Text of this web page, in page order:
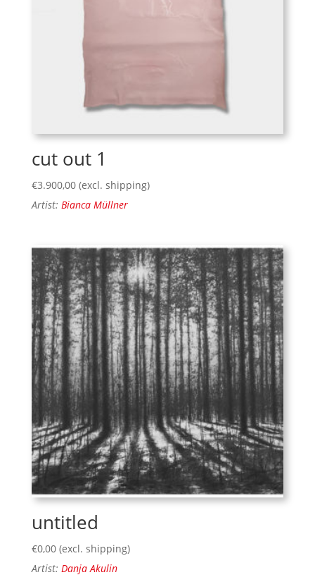
cut out 1
€3.900,00 (excl. shipping)
Artist: Bianca Müllner
untitled
€0,00 (excl. shipping)
Artist: Danja Akulin